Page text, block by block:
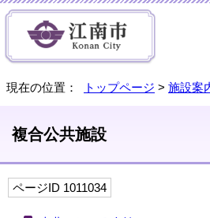
現在の位置： トップページ > 施設案
複合公共施設
ページID 1011034